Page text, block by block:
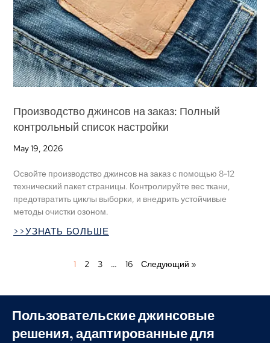
Производство джинсов на заказ: Полный
контрольный список настройки
May19, 2026
Освойте производство джинсов на заказ с помощью 8-12
технический пакет страницы. Контролируйте вес ткани,
предотвратить циклы выборки, и внедрить устойчивые
методы очистки озоном.
>>УЗНАТЬ БОЛЬШЕ
1 2 3 … 16 Следующий »
Пользовательские джинсовые
решения, адаптированные для